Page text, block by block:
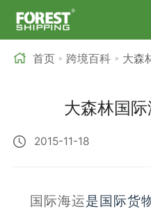
首页 > 跨境百科 > 大森
大森林国
2015-11-18
国际海运是国际货